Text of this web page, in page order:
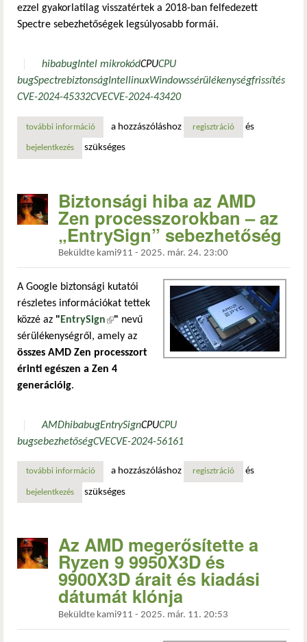
ezzel gyakorlatilag visszatértek a 2018-ban felfedezett
Spectre sebezhetőségek legsúlyosabb formái.
hibabugIntel mikrokódCPUCPU
bugSpectrebiztonságIntellinuxWindowssérülékenységfrissítés
CVE-2024-45332CVECVE-2024-43420
további információbranch privilege injection: új biztonsági rés rázza meg az
a hozzászóláshoz regisztráció és
bejelentkezés szükséges
Biztonsági hiba az AMD
Zen processzorokban – az
„EntrySign” sebezhetőség
Beküldte kami911 - 2025. már. 24. 23:00
A Google biztonsági kutatói
részletes információkat tettek
közzé az " EntrySign(külső hivatkozás)
" nevű
sérülékenységről, amely az
összes AMD Zen processzort
érinti egészen a Zen 4
generációig.
AMDhibabugEntrySignCPUCPU
bugsebezhetőségCVECVE-2024-56161
további információbiztonsági hiba az amd zen processzorokban – az
a hozzászóláshoz regisztráció és
bejelentkezés szükséges
Az AMD megerősítette a
Ryzen 9 9950X3D és
9900X3D árait és kiadási
dátumát klónja
Beküldte kami911 - 2025. már. 11. 20:53